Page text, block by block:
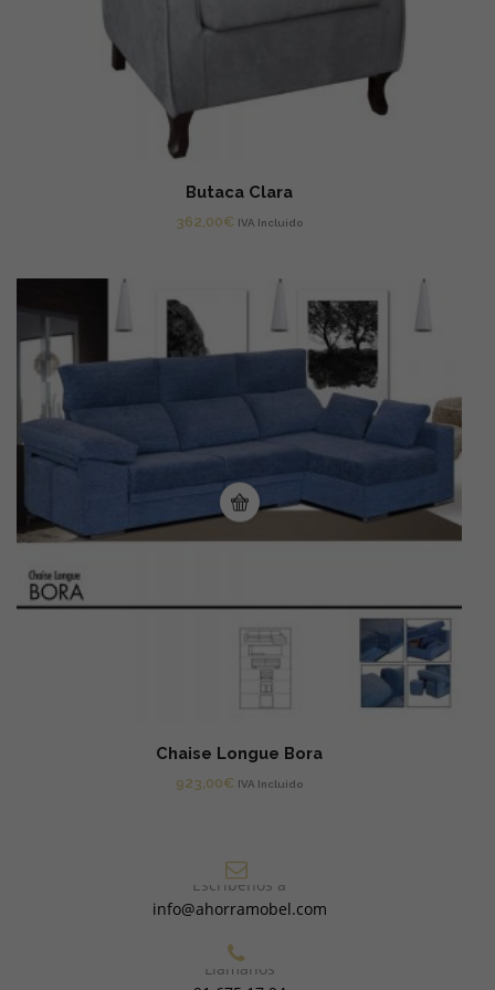
Butaca Clara
362,00€ IVA Incluido
Chaise Longue Bora
923,00€ IVA Incluido
Escríbenos a
info@ahorramobel.com
Llámanos